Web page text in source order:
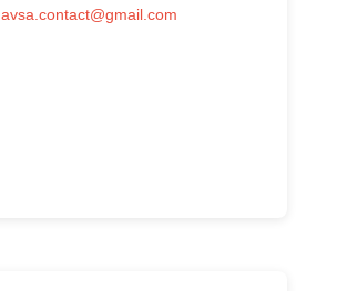
avsa.contact@gmail.com